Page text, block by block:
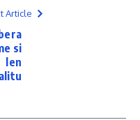
Article
si
len